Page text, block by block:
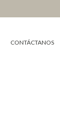
CONTÁCTANOS